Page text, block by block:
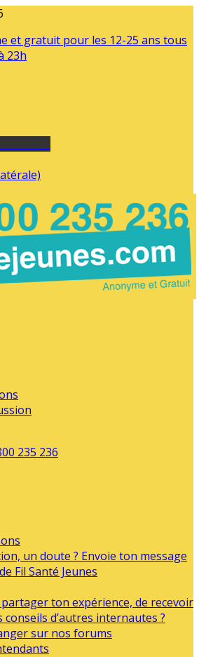
et gratuit pour les 12-25 ans tous
23h
un doute ? Envoie ton message
Fil Santé Jeunes
ton expérience, de recevoir
conseils d’autres internautes ?
sur nos forums